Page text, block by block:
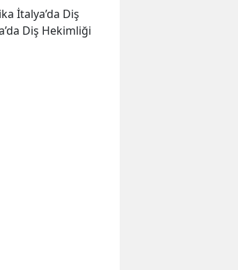
İtalya’da Diş
Diş Hekimliği